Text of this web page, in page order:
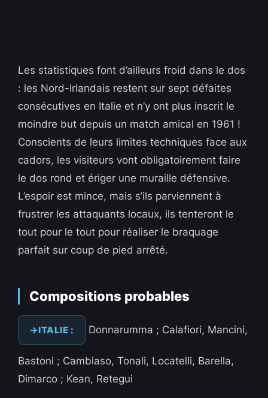
Les statistiques font d’ailleurs froid dans le dos
: les Nord-Irlandais restent sur sept défaites
consécutives en Italie et n’y ont plus inscrit le
moindre but depuis un match amical en 1961 !
Conscients de leurs limites techniques face aux
cadors, les visiteurs vont obligatoirement faire
le dos rond et ériger une muraille défensive.
L’espoir est mince, mais s’ils parviennent à
frustrer les attaquants locaux, ils tenteront le
tout pour le tout pour réaliser le braquage
parfait sur coup de pied arrêté.
Compositions probables
ITALIE : Donnarumma ; Calafiori, Mancini,
Bastoni ; Cambiaso, Tonali, Locatelli, Barella,
Dimarco ; Kean, Retegui